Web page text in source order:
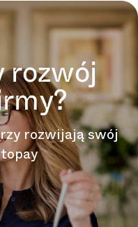
rozwój
rozwijają swój